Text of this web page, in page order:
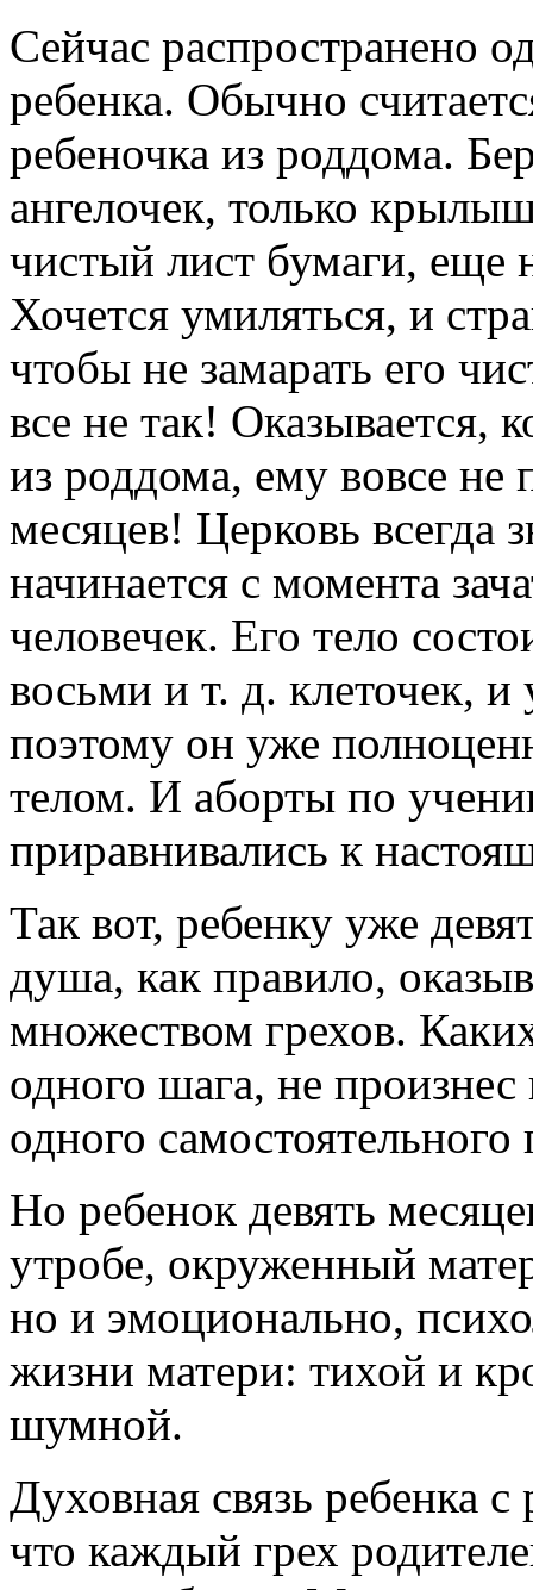
Сейчас распространено
ребенка. Обычно
ребеночка из роддома.
ангелочек, только
чистый лист бумаги, еще
Хочется умиляться, и
чтобы не замарать его
все не так! Оказывается,
из роддома, ему вовсе не
месяцев! Церковь всегда
начинается с момента
человечек. Его тело
восьми и т. д. клеточек,
поэтому он уже
телом. И аборты по
приравнивались к
Так вот, ребенку уже
душа, как правило,
множеством грехов.
одного шага, не
одного самостоятельного
Но ребенок девять
утробе, окруженный
но и эмоционально,
жизни матери: тихой и
шумной.
Духовная связь ребенка
что каждый грех